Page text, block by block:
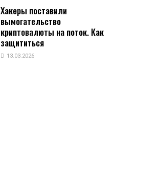
Хакеры поставили
вымогательство
криптовалюты на поток. Как
защититься
13.03.2026